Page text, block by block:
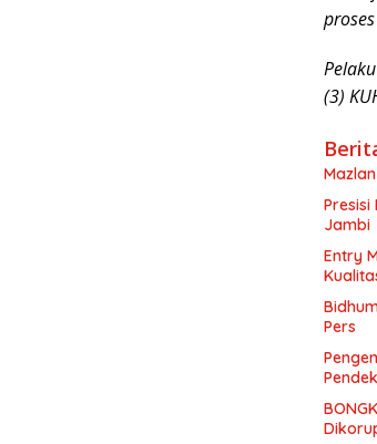
(3)
Jambi
Entry
Pers